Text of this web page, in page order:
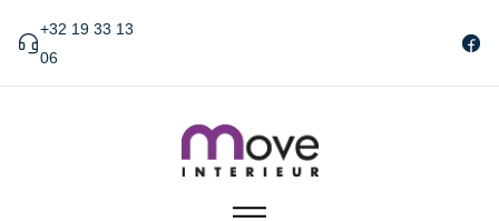
+32 19 33 13
06